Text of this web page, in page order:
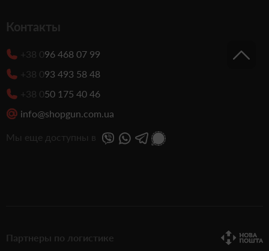
Контакты
+38 096 468 07 99
+38 093 493 58 48
+38 050 175 40 46
info@shopgun.com.ua
Мы еще доступны в
Партнеры по логистике